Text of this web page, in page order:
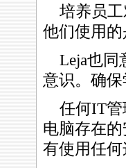
培养员工
他们使用
Leja也同
意识。确
任何IT管
电脑存在
有使用任